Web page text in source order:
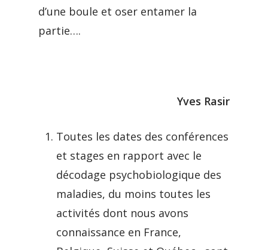
d’une boule et oser entamer la
partie….
Yves Rasir
Toutes les dates des conférences
et stages en rapport avec le
décodage psychobiologique des
maladies, du moins toutes les
activités dont nous avons
connaissance en France,